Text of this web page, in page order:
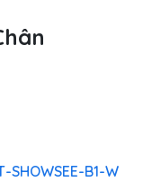
SHOWSEE-B1-W